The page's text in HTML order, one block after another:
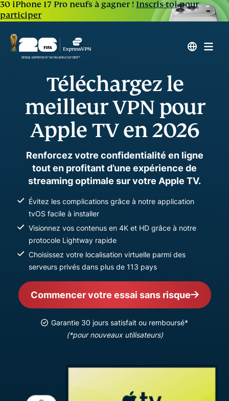
30 iPhone 17 Pro neufs à gagner ! Inscris-toi pour
participer
Téléchargez le
meilleur VPN pour
Apple TV en 2026
Renforcez votre confidentialité en ligne
tout en profitant d’une expérience de
streaming optimale sur votre Apple TV.
Évitez les complications grâce à notre application
tvOS facile à installer
Visionnez vos contenus en 4K et HD grâce à notre
protocole Lightway rapide
Choisissez votre localisation virtuelle parmi des
serveurs privés dans plus de 113 pays
Commencer votre essai sans risque
Garantie 30 jours satisfait ou remboursé*
(*pour nouveaux utilisateurs)